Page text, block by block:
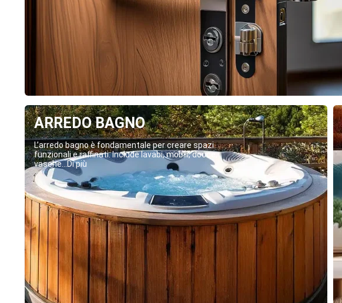
ARREDO BAGNO
L’arredo bagno è fondamentale per creare spazi
funzionali e raffinati. Include lavabi, mobili, docce,
vasche...Di più